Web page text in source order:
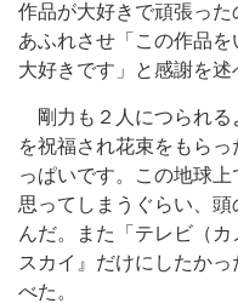
作品が大好きで頑張っ
あふれさせ「この作品
大好きです」と感謝を述
剛力も２人につられる
を祝福され花束をもら
っぱいです。この地球
思ってしまうぐらい、
んだ。また「テレビ（
スカイ』だけにしたか
べた。